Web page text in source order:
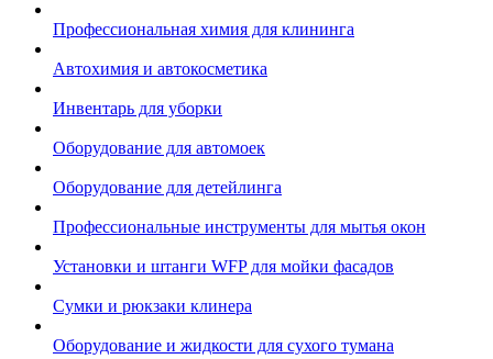
Профессиональная химия для клининга
Автохимия и автокосметика
Инвентарь для уборки
Оборудование для автомоек
Оборудование для детейлинга
Профессиональные инструменты для мытья окон
Установки и штанги WFP для мойки фасадов
Сумки и рюкзаки клинера
Оборудование и жидкости для сухого тумана